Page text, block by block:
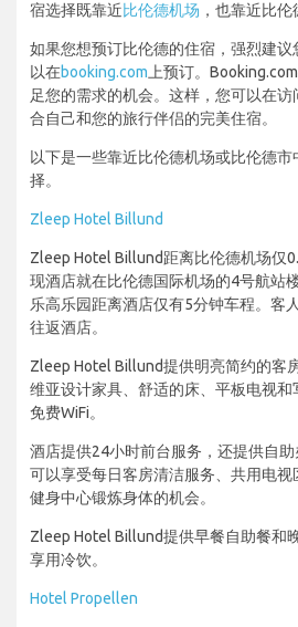
宿选择既靠近比伦德机场 ，也靠近比伦
如果您想预订比伦德的住宿，强烈建
以在booking.com 上预订。
足您的需求的机会。这样，您可以在
合自己和您的旅行伴侣的完美住宿。
以下是一些靠近比伦德机场或比伦德
择。
Zleep Hotel Billund
Zleep Hotel Billund距离比伦德机场仅
现酒店就在比伦德国际机场的4号航站
乐高乐园距离酒店仅有5分钟车程。客
往返酒店。
Zleep Hotel Billund提供明亮简约的客
维亚设计家具、舒适的床、平板电视
免费WiFi。
酒店提供24小时前台服务，还提供自
可以享受每日客房清洁服务、共用电
健身中心锻炼身体的机会。
Zleep Hotel Billund提供早餐自助餐和
享用冷饮。
Hotel Propellen